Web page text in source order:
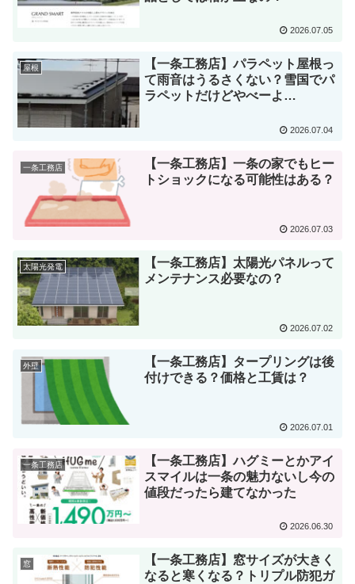
2026.07.05
屋根
【一条工務店】パラペット屋根っ
て雨音はうるさくない？雪国でパ
ラペットだけどやべーよ…
2026.07.04
一条工務店
【一条工務店】一条の家でもヒー
トショックになる可能性はある？
2026.07.03
太陽光発電
【一条工務店】太陽光パネルって
メンテナンス必要なの？
2026.07.02
外壁
【一条工務店】タープリングは後
付けできる？価格と工賃は？
2026.07.01
一条工務店
【一条工務店】ハグミーとかアイ
スマイルは一条の魅力ないし今の
値段だったら建てなかった
2026.06.30
窓
【一条工務店】窓サイズが大きく
なると寒くなる？トリプル防犯ガ